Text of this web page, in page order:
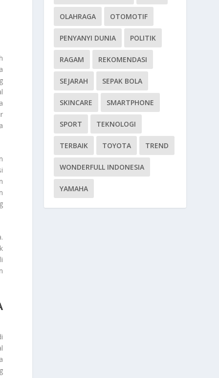
OLAHRAGA OTOMOTIF
PENYANYI DUNIA POLITIK
RAGAM REKOMENDASI
SEJARAH SEPAK BOLA
SKINCARE SMARTPHONE
SPORT TEKNOLOGI
TERBAIK TOYOTA TREND
WONDERFULL INDONESIA
YAMAHA